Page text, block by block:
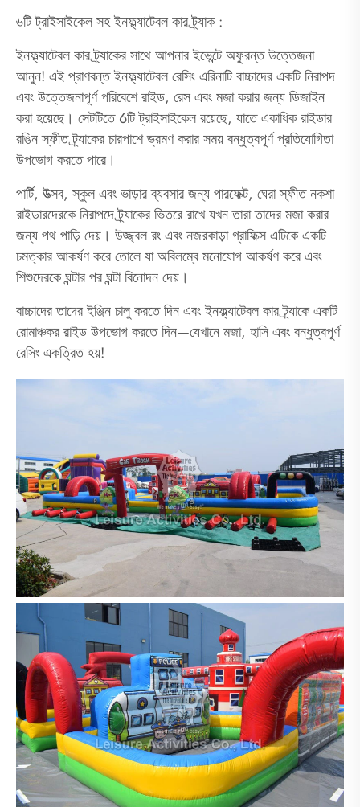
৬টি ট্রাইসাইকেল সহ ইনফ্ল্যাটেবল কার ট্র্যাক :
ইনফ্ল্যাটেবল কার ট্র্যাকের সাথে আপনার ইভেন্টে অফুরন্ত উত্তেজনা
আনুন! এই প্রাণবন্ত ইনফ্ল্যাটেবল রেসিং এরিনাটি বাচ্চাদের একটি নিরাপদ
এবং উত্তেজনাপূর্ণ পরিবেশে রাইড, রেস এবং মজা করার জন্য ডিজাইন
করা হয়েছে। সেটটিতে 6টি ট্রাইসাইকেল রয়েছে, যাতে একাধিক রাইডার
রঙিন স্ফীত ট্র্যাকের চারপাশে ভ্রমণ করার সময় বন্ধুত্বপূর্ণ প্রতিযোগিতা
উপভোগ করতে পারে।
পার্টি, উত্সব, স্কুল এবং ভাড়ার ব্যবসার জন্য পারফেক্ট, ঘেরা স্ফীত নকশা
রাইডারদেরকে নিরাপদে ট্র্যাকের ভিতরে রাখে যখন তারা তাদের মজা করার
জন্য পথ পাড়ি দেয়। উজ্জ্বল রং এবং নজরকাড়া গ্রাফিক্স এটিকে একটি
চমত্কার আকর্ষণ করে তোলে যা অবিলম্বে মনোযোগ আকর্ষণ করে এবং
শিশুদেরকে ঘন্টার পর ঘন্টা বিনোদন দেয়।
বাচ্চাদের তাদের ইঞ্জিন চালু করতে দিন এবং ইনফ্ল্যাটেবল কার ট্র্যাকে একটি
রোমাঞ্চকর রাইড উপভোগ করতে দিন—যেখানে মজা, হাসি এবং বন্ধুত্বপূর্ণ
রেসিং একত্রিত হয়!